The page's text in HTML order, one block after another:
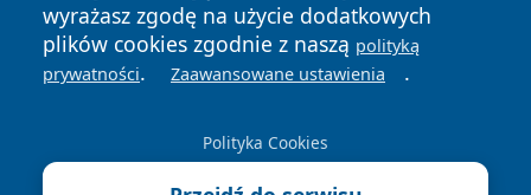
wyrażasz zgodę na użycie dodatkowych
plików cookies zgodnie z naszą polityką
prywatności. Zaawansowane ustawienia .
Polityka Cookies